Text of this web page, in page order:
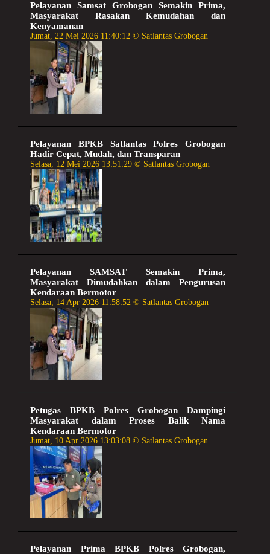
Pelayanan Samsat Grobogan Semakin Prima,
Masyarakat Rasakan Kemudahan dan
Kenyamanan
Jumat, 22 Mei 2026 11:40:12 © Satlantas Grobogan
Pelayanan BPKB Satlantas Polres Grobogan
Hadir Cepat, Mudah, dan Transparan
Selasa, 12 Mei 2026 13:51:29 © Satlantas Grobogan
Pelayanan SAMSAT Semakin Prima,
Masyarakat Dimudahkan dalam Pengurusan
Kendaraan Bermotor
Selasa, 14 Apr 2026 11:58:52 © Satlantas Grobogan
Petugas BPKB Polres Grobogan Dampingi
Masyarakat dalam Proses Balik Nama
Kendaraan Bermotor
Jumat, 10 Apr 2026 13:03:08 © Satlantas Grobogan
Pelayanan Prima BPKB Polres Grobogan,